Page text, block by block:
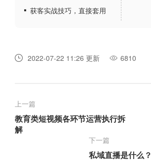
获客实战技巧，直接套用
2022-07-22 11:26 更新 6810
上一篇
教育类短视频各环节运营执行拆
解
下一篇
私域直播是什么？